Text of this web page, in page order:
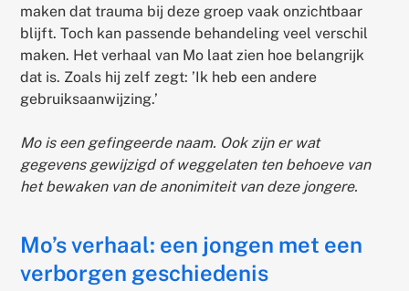
maken dat trauma bij deze groep vaak onzichtbaar
blijft. Toch kan passende behandeling veel verschil
maken. Het verhaal van Mo laat zien hoe belangrijk
dat is. Zoals hij zelf zegt: ’Ik heb een andere
gebruiksaanwijzing.’
Mo is een gefingeerde naam. Ook zijn er wat
gegevens gewijzigd of weggelaten ten behoeve van
het bewaken van de anonimiteit van deze jongere.
Mo’s verhaal: een jongen met een
verborgen geschiedenis